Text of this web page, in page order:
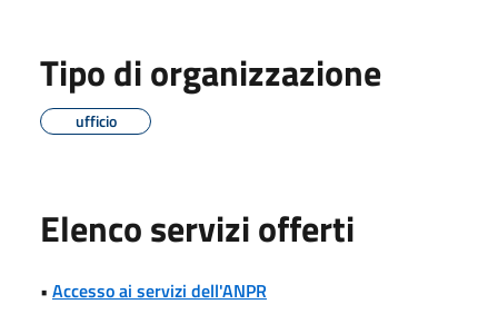
Tipo di organizzazione
ufficio
Elenco servizi offerti
• Accesso ai servizi dell'ANPR